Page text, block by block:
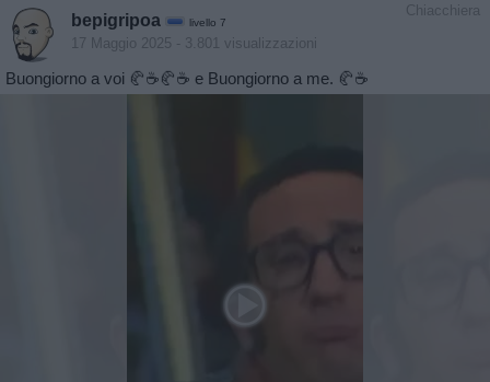
Chiacchiera
bepigripoa livello 7
17 Maggio 2025 - 3.801 visualizzazioni
Buongiorno a voi 🥐☕️🥐☕️ e Buongiorno a me. 🥐☕️